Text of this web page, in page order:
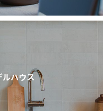
ハウス